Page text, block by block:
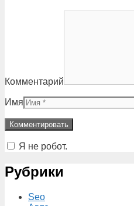
Комментарий
Имя
Я не робот.
Рубрики
Seo